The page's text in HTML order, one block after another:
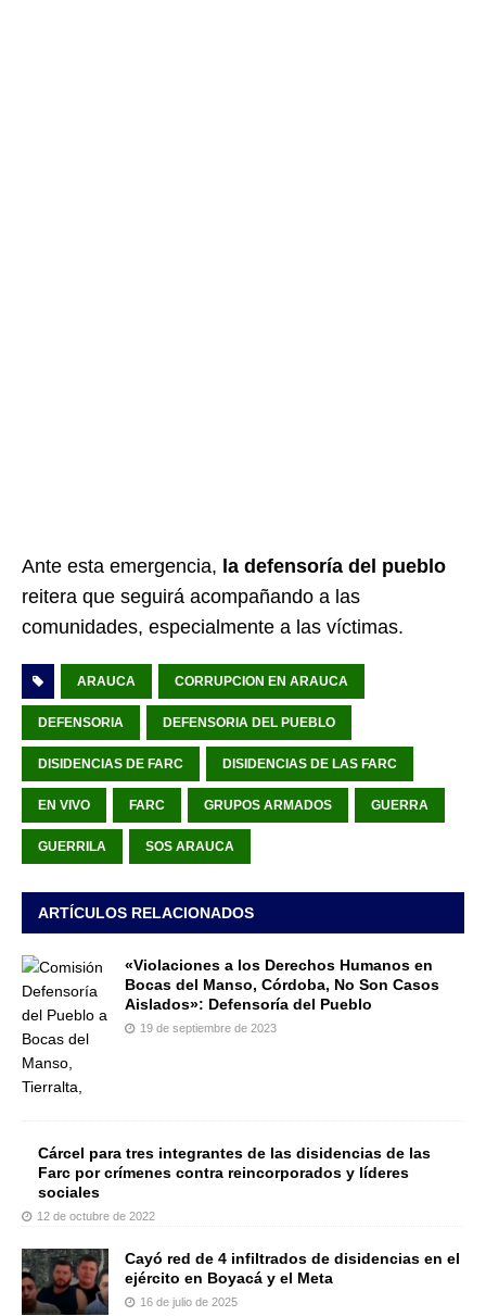
Ante esta emergencia, la defensoría del pueblo
reitera que seguirá acompañando a las
comunidades, especialmente a las víctimas.
ARAUCA CORRUPCION EN ARAUCA
DEFENSORIA DEFENSORIA DEL PUEBLO
DISIDENCIAS DE FARC DISIDENCIAS DE LAS FARC
EN VIVO FARC GRUPOS ARMADOS GUERRA
GUERRILA SOS ARAUCA
ARTÍCULOS RELACIONADOS
«Violaciones a los Derechos Humanos en
Bocas del Manso, Córdoba, No Son Casos
Aislados»: Defensoría del Pueblo
19 de septiembre de 2023
Cárcel para tres integrantes de las disidencias de las
Farc por crímenes contra reincorporados y líderes
sociales
12 de octubre de 2022
Cayó red de 4 infiltrados de disidencias en el
ejército en Boyacá y el Meta
16 de julio de 2025